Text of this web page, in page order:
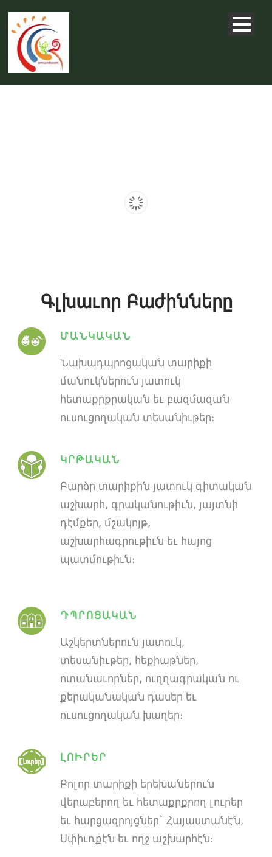
Գլխաւոր Բաժինները
ՄԱՆԿԱԿԱՆ
Նախադպրոցական տարիքի
մանուկներուն յատուկ
հետաքրքրական եւ բազմազան
ուսուցողական տեսանիւթեր։
ԿՐԹԱԿԱՆ
Բարձր տարիքին յատուկ գիտական
աշխարհ, գրականութիւն, յայտնի
դէմքեր, մշակոյթ,
աշխարհագրութիւն եւ հայոց
պատմութիւն։
ԴՊՐՈՑԱԿԱՆ
Աշկերտներուն յատուկ,
տեսանիւթեր, հեքիաթներ,
ոտանաւորներ, ուղղագրական ու
քերականական դասեր եւ
ուսուցողական խաղեր։
ԼՈՒՐԵՐ
Բոլոր տարիքի երեխաներուն
վերաբերող եւ հետաքրքրող լուրեր
եւ հարցազրոյցներ՝ Հայաստանէն,
Սփիւռքէն եւ ողջ աշխարհէն։